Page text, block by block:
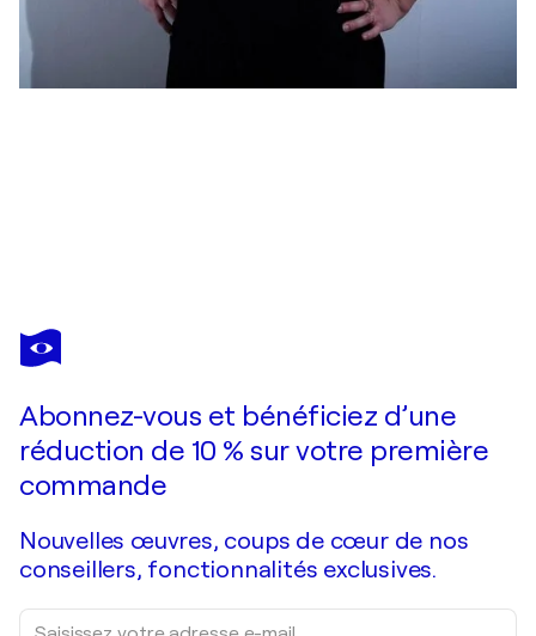
MARJAN FAHIMI
Storm is coming
Abonnez-vous et bénéficiez d’une
réduction de 10 % sur votre première
commande
Nouvelles œuvres, coups de cœur de nos
conseillers, fonctionnalités exclusives.